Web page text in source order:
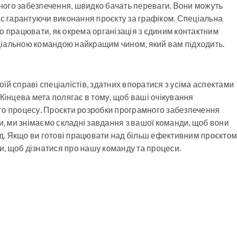
забезпечення, швидко бачать переваги. Вони можуть
виконання проєкту за графіком. Спеціальна
як окрема організація з єдиним контактним
командою найкращим чином, який вам підходить.
справі спеціалістів, здатних впоратися з усіма аспектами
мета полягає в тому, щоб ваші очікування
процесу. Проєкти розробки програмного забезпечення
знімаємо складні завдання з вашої команди, щоб вони
Якщо ви готові працювати над більш ефективним проєктом
щоб дізнатися про нашу команду та процеси.